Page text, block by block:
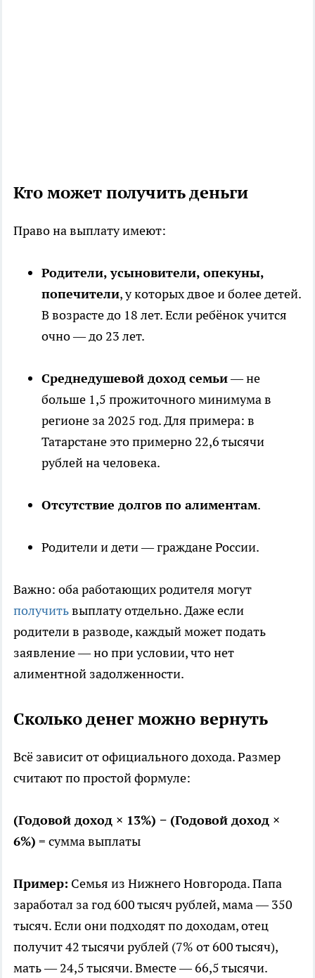
Кто может получить деньги
Право на выплату имеют:
Родители, усыновители, опекуны,
попечители, у которых двое и более детей.
В возрасте до 18 лет. Если ребёнок учится
очно — до 23 лет.
Среднедушевой доход семьи— не
больше 1,5 прожиточного минимума в
регионе за 2025 год. Для примера: в
Татарстане это примерно 22,6 тысячи
рублей на человека.
Отсутствие долгов по алиментам.
Родители и дети — граждане России.
Важно: оба работающих родителя могут
получитьвыплату отдельно. Даже если
родители в разводе, каждый может подать
заявление — но при условии, что нет
алиментной задолженности.
Сколько денег можно вернуть
Всё зависит от официального дохода. Размер
считают по простой формуле:
(Годовой доход × 13%) − (Годовой доход ×
6%) = сумма выплаты
Пример: Семья из Нижнего Новгорода. Папа
заработал за год 600 тысяч рублей, мама — 350
тысяч. Если они подходят по доходам, отец
получит 42 тысячи рублей (7% от 600 тысяч),
мать — 24,5 тысячи. Вместе — 66,5 тысячи.